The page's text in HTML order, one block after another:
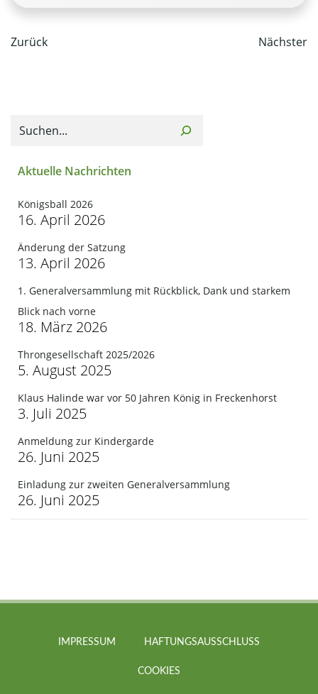
Post
Zurück
Post
Nächster
Aktuelle Nachrichten
Königsball 2026
16. April 2026
Änderung der Satzung
13. April 2026
1. Generalversammlung mit Rückblick, Dank und starkem
Blick nach vorne
18. März 2026
Throngesellschaft 2025/2026
5. August 2025
Klaus Halinde war vor 50 Jahren König in Freckenhorst
3. Juli 2025
Anmeldung zur Kindergarde
26. Juni 2025
Einladung zur zweiten Generalversammlung
26. Juni 2025
IMPRESSUM HAFTUNGSAUSSCHLUSS
COOKIES